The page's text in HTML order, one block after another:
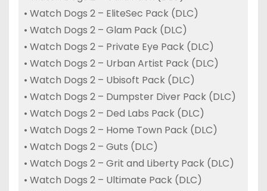
• Watch Dogs 2 – EliteSec Pack (DLC)
• Watch Dogs 2 – Glam Pack (DLC)
• Watch Dogs 2 – Private Eye Pack (DLC)
• Watch Dogs 2 – Urban Artist Pack (DLC)
• Watch Dogs 2 – Ubisoft Pack (DLC)
• Watch Dogs 2 – Dumpster Diver Pack (DLC)
• Watch Dogs 2 – Ded Labs Pack (DLC)
• Watch Dogs 2 – Home Town Pack (DLC)
• Watch Dogs 2 – Guts (DLC)
• Watch Dogs 2 – Grit and Liberty Pack (DLC)
• Watch Dogs 2 – Ultimate Pack (DLC)